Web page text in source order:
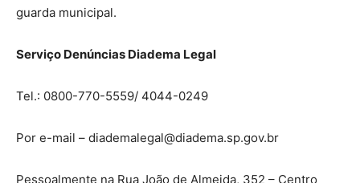
guarda municipal.
Serviço Denúncias Diadema Legal
Tel.: 0800-770-5559/ 4044-0249
Por e-mail – diademalegal@diadema.sp.gov.br
Pessoalmente na Rua João de Almeida, 352 – Centro